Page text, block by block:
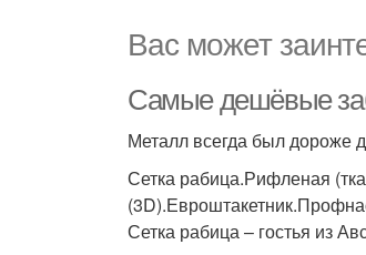
Вас может
Самые дешёвые
Металл всегда был дороже
Сетка рабица.Рифленая
Сетка рабица – гостья из